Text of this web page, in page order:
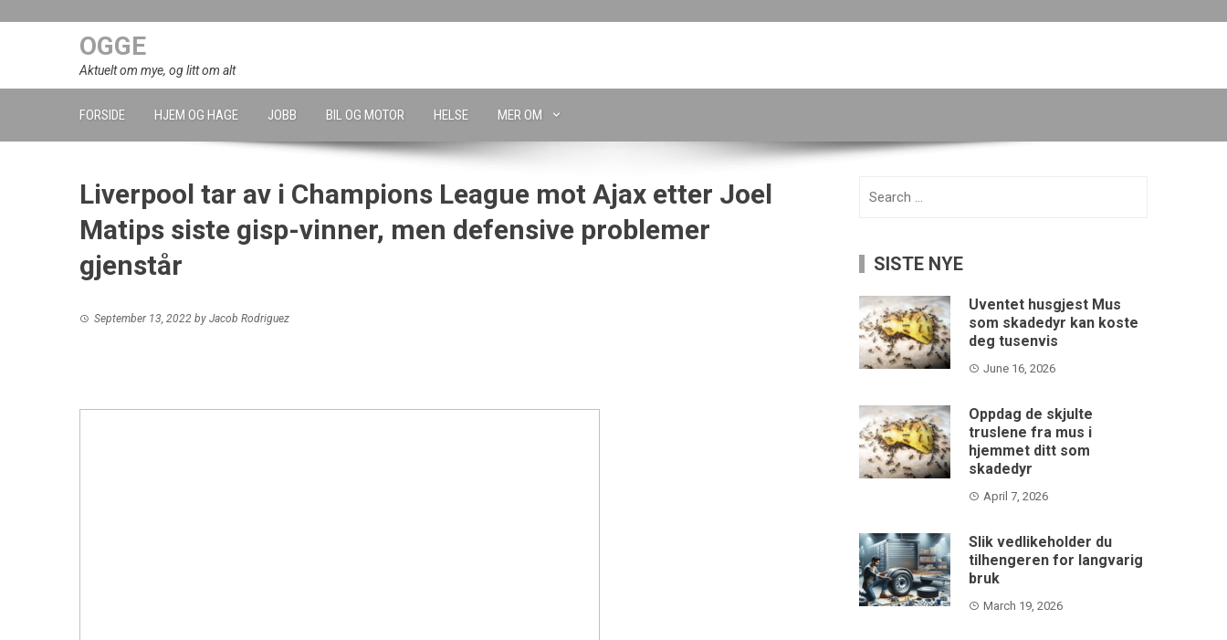
OGGE
Aktuelt om mye, og litt om alt
FORSIDE HJEM OG HAGE JOBB BIL OG MOTOR HELSE MER OM
Liverpool tar av i Champions League mot Ajax etter Joel
Matips siste gisp-vinner, men defensive problemer
gjenstår
September 13, 2022 by Jacob Rodriguez
SISTE NYE
Uventet husgjest Mus
som skadedyr kan koste
deg tusenvis
June 16, 2026
Oppdag de skjulte
truslene fra mus i
hjemmet ditt som
skadedyr
April 7, 2026
Slik vedlikeholder du
tilhengeren for langvarig
bruk
March 19, 2026